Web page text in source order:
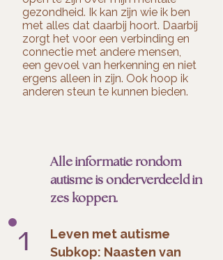
gezondheid. Ik kan zijn wie ik ben
met alles dat daarbij hoort. Daarbij
zorgt het voor een verbinding en
connectie met andere mensen,
een gevoel van herkenning en niet
ergens alleen in zijn. Ook hoop ik
anderen steun te kunnen bieden.
1
Alle informatie rondom
autisme is onderverdeeld in
zes koppen.
Leven met autisme
Subkop: Naasten van